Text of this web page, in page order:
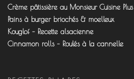
Crème pâtissière au Monsieur Cuisine Plus
Pains à burger briochés & moelleux
Kouglof – Recette alsacienne
Cinnamon rolls – Roulés à la cannelle